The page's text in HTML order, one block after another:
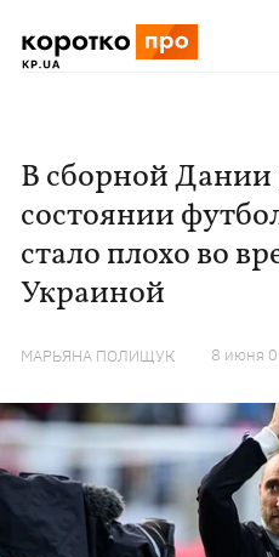
В сборной Дании
состоянии
стало плохо во
Украиной
МАРЬЯНА ПОЛИЩУК 8 июня